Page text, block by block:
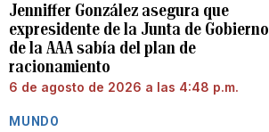
Jenniffer González asegura que
expresidente de la Junta de Gobierno
de la AAA sabía del plan de
racionamiento
6 de agosto de 2026 a las 4:48 p.m.
MUNDO